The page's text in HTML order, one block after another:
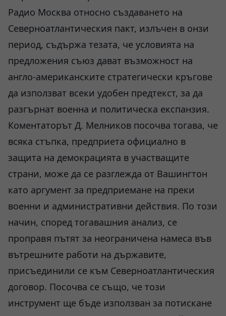
Радио Москва относно създаването на
Северноатлантическия пакт, излъчен в онзи
период, съдържа тезата, че условията на
предложения съюз дават възможност на
англо-американските стратегически кръгове
да използват всеки удобен предтекст, за да
разгърнат военна и политическа експанзия.
Коментаторът Д. Мелников посочва тогава, че
всяка стъпка, предприета официално в
защита на демокрацията в участващите
страни, може да се разглежда от Вашингтон
като аргумент за предприемане на преки
военни и административни действия. По този
начин, според тогавашния анализ, се
проправя пътят за неограничена намеса във
вътрешните работи на държавите,
присъединили се към Северноатлантическия
договор. Посочва се също, че този
инструмент ще бъде използван за потискане